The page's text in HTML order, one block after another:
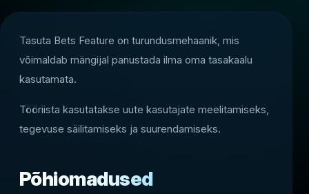
Tasuta Bets Feature on turundusmehaanik, mis
võimaldab mängijal panustada ilma oma tasakaalu
kasutamata.
Tööriista kasutatakse uute kasutajate meelitamiseks,
tegevuse säilitamiseks ja suurendamiseks.
Põhiomadused